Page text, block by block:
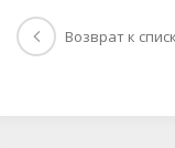
Возврат к